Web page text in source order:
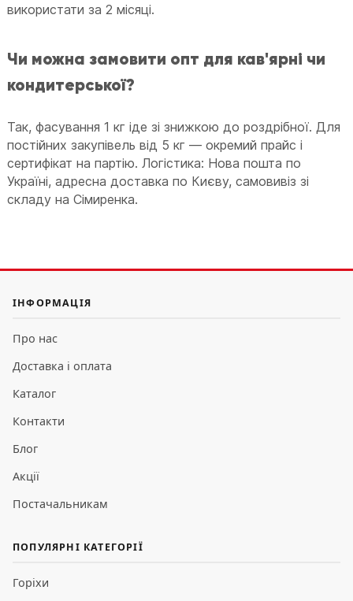
використати за 2 місяці.
Чи можна замовити опт для кав'ярні чи
кондитерської?
Так, фасування 1 кг іде зі знижкою до роздрібної. Для
постійних закупівель від 5 кг — окремий прайс і
сертифікат на партію. Логістика: Нова пошта по
Україні, адресна доставка по Києву, самовивіз зі
складу на Сімиренка.
ІНФОРМАЦІЯ
Про нас
Доставка і оплата
Каталог
Контакти
Блог
Акції
Постачальникам
ПОПУЛЯРНІ КАТЕГОРІЇ
Горіхи